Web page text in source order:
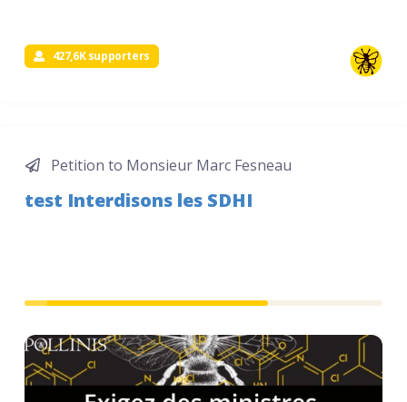
427,6K supporters
Petition to Monsieur Marc Fesneau
test Interdisons les SDHI